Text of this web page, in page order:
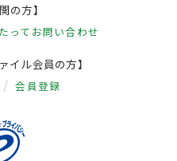
の方】
って お問い合わせ
イル会員の方】
会員登録